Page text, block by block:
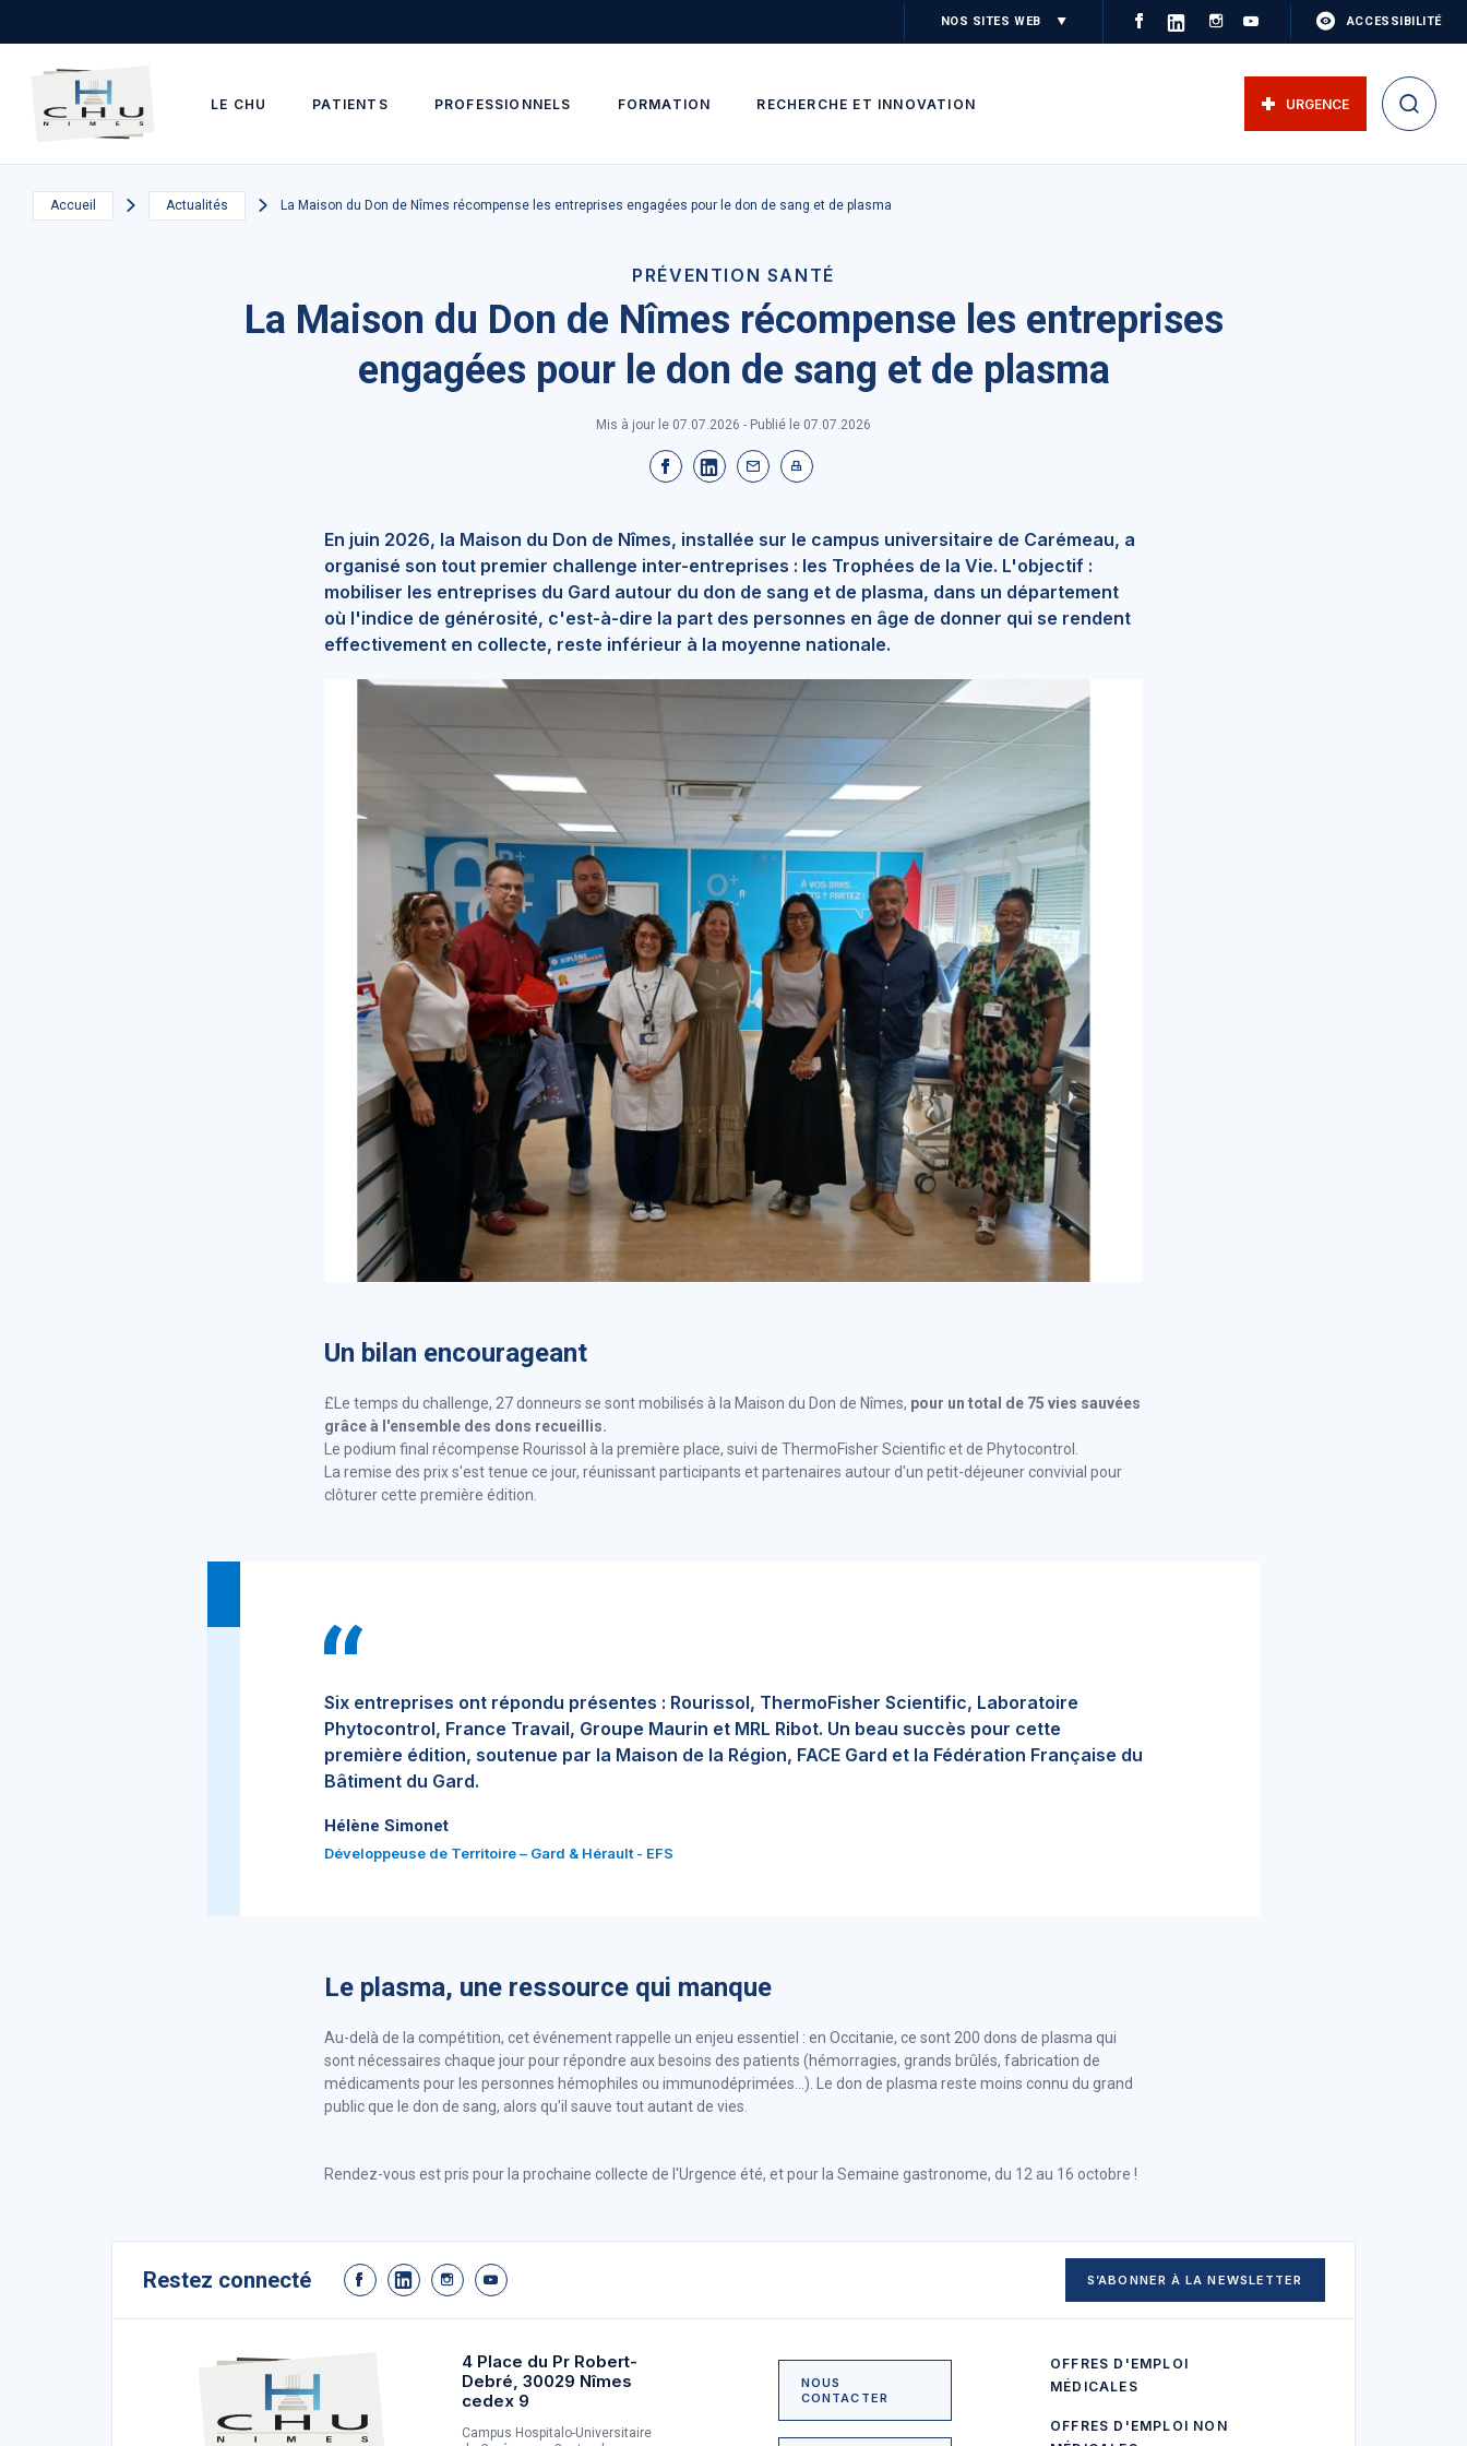
LE CHU PATIENTS PROFESSIONNELS FORMATION RECHERCHE ET INNOVATION
NOS SITES WEB ACCESSIBILITÉ
URGENCE
Accueil Actualités La Maison du Don de Nîmes récompense les entreprises engagées pour le don de sang et de plasma
PRÉVENTION SANTÉ
La Maison du Don de Nîmes récompense les entreprises
engagées pour le don de sang et de plasma
Mis à jour le 07.07.2026 - Publié le 07.07.2026
En juin 2026, la Maison du Don de Nîmes, installée sur le campus universitaire de Carémeau, a
organisé son tout premier challenge inter-entreprises : les Trophées de la Vie. L'objectif :
mobiliser les entreprises du Gard autour du don de sang et de plasma, dans un département
où l'indice de générosité, c'est-à-dire la part des personnes en âge de donner qui se rendent
effectivement en collecte, reste inférieur à la moyenne nationale.
Un bilan encourageant
£Le temps du challenge, 27 donneurs se sont mobilisés à la Maison du Don de Nîmes, pour un total de 75 vies sauvées
grâce à l'ensemble des dons recueillis.
Le podium final récompense Rourissol à la première place, suivi de ThermoFisher Scientific et de Phytocontrol.
La remise des prix s'est tenue ce jour, réunissant participants et partenaires autour d'un petit-déjeuner convivial pour
clôturer cette première édition.
Six entreprises ont répondu présentes : Rourissol, ThermoFisher Scientific, Laboratoire
Phytocontrol, France Travail, Groupe Maurin et MRL Ribot. Un beau succès pour cette
première édition, soutenue par la Maison de la Région, FACE Gard et la Fédération Française du
Bâtiment du Gard.
Hélène Simonet
Développeuse de Territoire – Gard & Hérault - EFS
Le plasma, une ressource qui manque
Au-delà de la compétition, cet événement rappelle un enjeu essentiel : en Occitanie, ce sont 200 dons de plasma qui
sont nécessaires chaque jour pour répondre aux besoins des patients (hémorragies, grands brûlés, fabrication de
médicaments pour les personnes hémophiles ou immunodéprimées...). Le don de plasma reste moins connu du grand
public que le don de sang, alors qu'il sauve tout autant de vies.
Rendez-vous est pris pour la prochaine collecte de l'Urgence été, et pour la Semaine gastronome, du 12 au 16 octobre !
Restez connecté S’ABONNER À LA NEWSLETTER
4 Place du Pr Robert-
Debré, 30029 Nîmes
cedex 9
Campus Hospitalo-Universitaire
NOUS
CONTACTER
OFFRES D'EMPLOI
MÉDICALES
OFFRES D'EMPLOI NON